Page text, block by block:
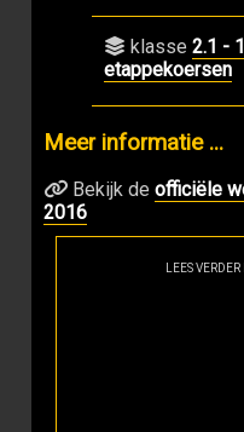
klasse 2.1 -
etappekoersen
Meer informatie ...
Bekijk de officiële
2016
LEES